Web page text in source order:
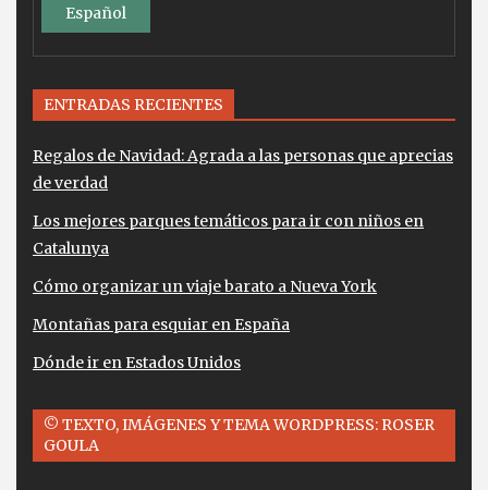
Español
ENTRADAS RECIENTES
Regalos de Navidad: Agrada a las personas que aprecias
de verdad
Los mejores parques temáticos para ir con niños en
Catalunya
Cómo organizar un viaje barato a Nueva York
Montañas para esquiar en España
Dónde ir en Estados Unidos
© TEXTO, IMÁGENES Y TEMA WORDPRESS: ROSER
GOULA